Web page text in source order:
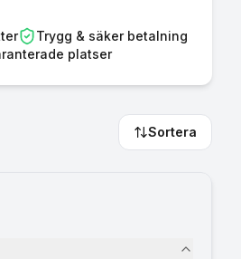
Trygg & säker betalning
platser
Sortera